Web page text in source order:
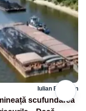
Iulian Budusan
scufundarea